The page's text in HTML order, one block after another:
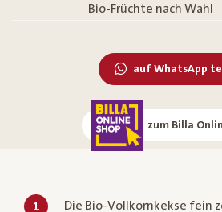
Bio-Früchte nach Wahl
auf WhatsApp
zum Billa
1
Die Bio-Vollkornkekse fein